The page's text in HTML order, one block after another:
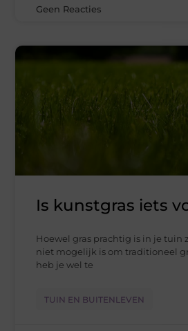
Geen Reacties
Is kunstgras iets
Hoewel gras prachtig is in je tuin
niet mogelijk is om traditioneel
heb je wel te
TUIN EN BUITENLEVEN